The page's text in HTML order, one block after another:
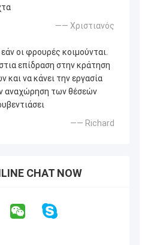
—— Χριστιανός
οι φρουρές κοιμούνται.
επίδραση στην κράτηση
και να κάνει την εργασία
αναχώρηση των θέσεών
—— Richard
CHAT NOW